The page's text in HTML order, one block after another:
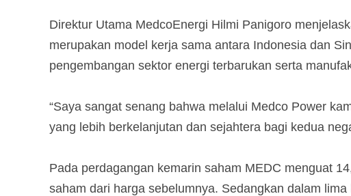
Direktur Utama MedcoEnergi Hilmi Panigoro
merupakan model kerja sama antara Indonesia dan
pengembangan sektor energi terbarukan serta
“Saya sangat senang bahwa melalui Medco Power
yang lebih berkelanjutan dan sejahtera bagi kedua
Pada perdagangan kemarin saham MEDC menguat
saham dari harga sebelumnya. Sedangkan dalam